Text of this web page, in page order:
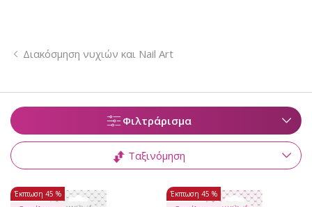
Διακόσμηση νυχιών και Nail Art
Φιλτράρισμα
Ταξινόμηση
Έκπτωση 45 %
Έκπτωση 45 %